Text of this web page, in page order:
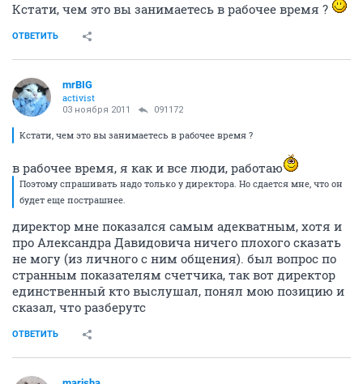
Кстати, чем это вы занимаетесь в рабочее время ?
ОТВЕТИТЬ
mrBIG
activist
03 ноября 2011 091172
Кстати, чем это вы занимаетесь в рабочее время ?
в рабочее время, я как и все люди, работаю
Поэтому спрашивать надо только у директора. Но сдается мне, что он
будет еще пострашнее.
директор мне показался самым адекватным, хотя и
про Александра Давидовича ничего плохого сказать
не могу (из личного с ним общения). был вопрос по
странным показателям счетчика, так вот директор
единственный кто выслушал, понял мою позицию и
сказал, что разберутс
ОТВЕТИТЬ